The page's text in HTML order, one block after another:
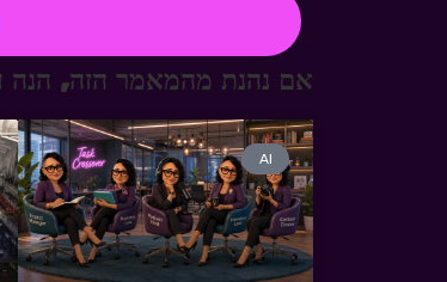
אם נהנת מהמאמר הזה, הנה
AI